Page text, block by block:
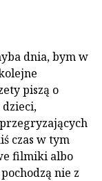
dnia, bym w
piszą o
czas w tym
filmiki albo
nie z